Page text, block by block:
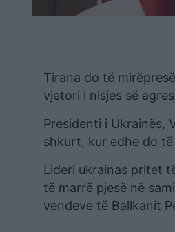
Tirana do të
vjetori i nisjes së
Presidenti i Ukrainës,
shkurt, kur edhe do
Lideri ukrainas pritet
të marrë pjesë në
vendeve të Ballkanit